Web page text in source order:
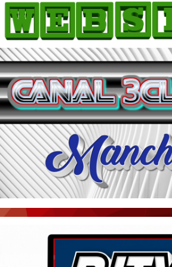
HOME
COMO ANUNCIAR
JORNAIS DO BRASIL
PODCAST/NOTÍCIAS
AS NOTÍCIAS DO DIA
ACONTECEU...VIROU MANCHETE!
BLOGS & COLUNAS
AGÊNCIA DE NOTÍCIAS
CNN BRASIL